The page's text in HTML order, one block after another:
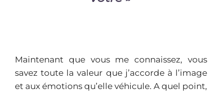
Maintenant que vous me connaissez, vous
savez toute la valeur que j’accorde à l’image
et aux émotions qu’elle véhicule. A quel point,